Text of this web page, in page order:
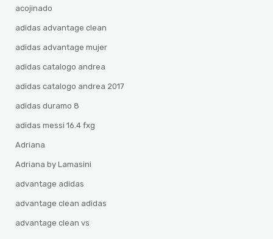
acojinado
adidas advantage clean
adidas advantage mujer
adidas catalogo andrea
adidas catalogo andrea 2017
adidas duramo 8
adidas messi 16.4 fxg
Adriana
Adriana by Lamasini
advantage adidas
advantage clean adidas
advantage clean vs